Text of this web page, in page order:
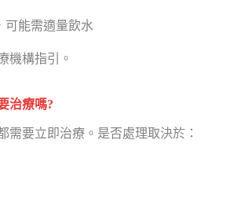
可能需適量飲水
機構指引。
治療嗎?
需要立即治療。是否處理取決於：